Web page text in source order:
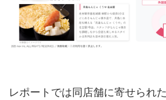
レポートでは同店舗に寄せられ